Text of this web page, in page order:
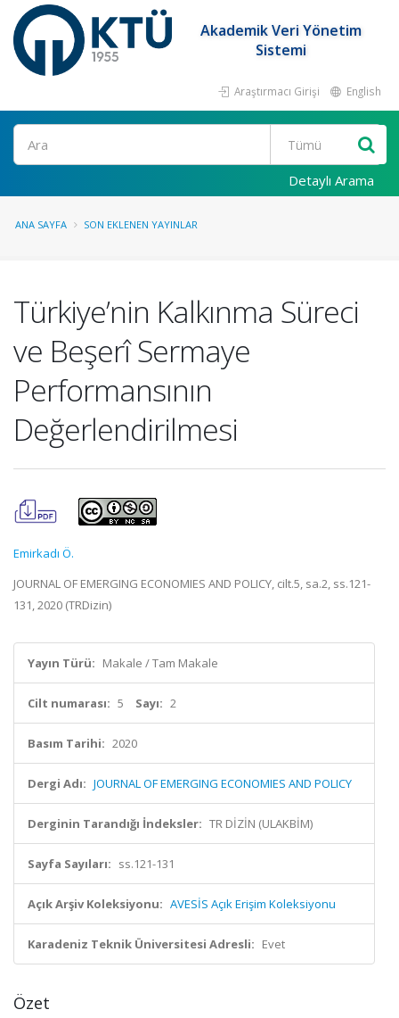
Akademik Veri Yönetim
Sistemi
Araştırmacı Girişi English
Ara
Detaylı Arama
ANA SAYFA SON EKLENEN YAYINLAR
Türkiye’nin Kalkınma Süreci
ve Beşerî Sermaye
Performansının
Değerlendirilmesi
Emirkadı Ö.
JOURNAL OF EMERGING ECONOMIES AND POLICY, cilt.5, sa.2, ss.121-
131, 2020 (TRDizin)
Yayın Türü: Makale / Tam Makale
Cilt numarası: 5 Sayı: 2
Basım Tarihi: 2020
Dergi Adı: JOURNAL OF EMERGING ECONOMIES AND POLICY
Derginin Tarandığı İndeksler: TR DİZİN (ULAKBİM)
Sayfa Sayıları: ss.121-131
Açık Arşiv Koleksiyonu: AVESİS Açık Erişim Koleksiyonu
Karadeniz Teknik Üniversitesi Adresli: Evet
Özet